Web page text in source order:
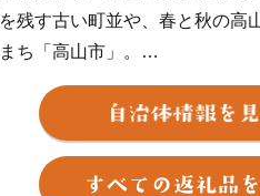
残す古い町並や、春と秋の高
ち「高山市」。
温泉や奥飛騨温泉郷などの温泉
充実しています。